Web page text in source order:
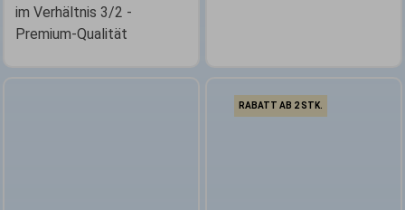
im Verhältnis 3/2 -
Premium-Qualität
RABATT AB 2 STK.